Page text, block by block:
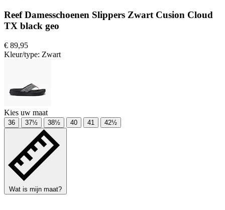
Reef Damesschoenen Slippers Zwart Cusion Cloud
TX black geo
€ 89,95
Kleur/type: Zwart
Kies uw maat
36 37½ 38½ 40 41 42½
Wat is mijn maat?